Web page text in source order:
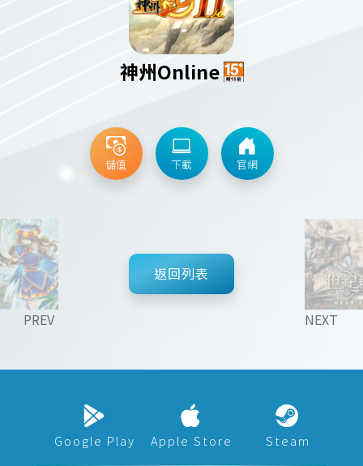
神州Online
儲值 下載 官網
PREV
返回列表
NEXT
Google Play Apple Store Steam